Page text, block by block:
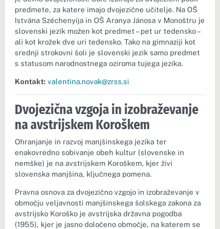
predmete, za katere imajo dvojezične učitelje. Na OŠ
Istvána Széchenyija in OŠ Aranya Jánosa v Monoštru je
slovenski jezik možen kot predmet – pet ur tedensko –
ali kot krožek dve uri tedensko. Tako na gimnaziji kot
srednji strokovni šoli je slovenski jezik samo predmet
s statusom narodnostnega oziroma tujega jezika.
Kontakt: valentina.novak@zrss.si
Dvojezična vzgoja in izobraževanje
na avstrijskem Koroškem
Ohranjanje in razvoj manjšinskega jezika ter
enakovredno sobivanje obeh kultur (slovenske in
nemške) je na avstrijskem Koroškem, kjer živi
slovenska manjšina, ključnega pomena.
Pravna osnova za dvojezično vzgojo in izobraževanje v
območju veljavnosti manjšinskega šolskega zakona za
avstrijsko Koroško je avstrijska državna pogodba
(1955), kjer je jasno določeno območje, na katerem se